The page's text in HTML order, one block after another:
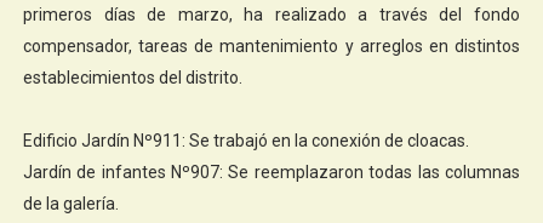
primeros días de marzo, ha realizado a través del fondo
compensador, tareas de mantenimiento y arreglos en distintos
establecimientos del distrito.
Edificio Jardín Nº911: Se trabajó en la conexión de cloacas.
Jardín de infantes Nº907: Se reemplazaron todas las columnas
de la galería.